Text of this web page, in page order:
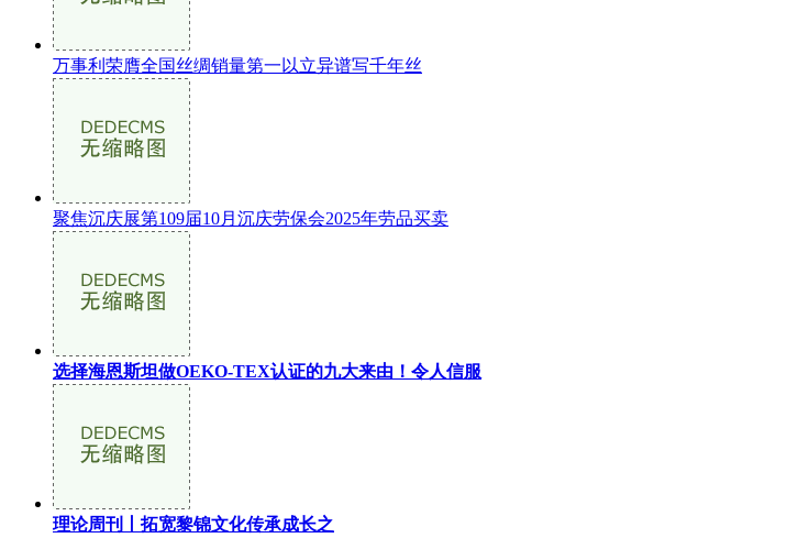
万事利荣膺全国丝绸销量第一以立异谱写千年丝
聚焦沉庆展第109届10月沉庆劳保会2025年劳品买卖
选择海恩斯坦做OEKO-TEX认证的九大来由！令人信服
理论周刊丨拓宽黎锦文化传承成长之